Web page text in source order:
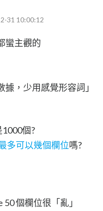
31 10:00:12
蠻主觀的
據，少用感覺形容詞」
個?
多可以幾個欄位嗎?
個欄位很「亂」